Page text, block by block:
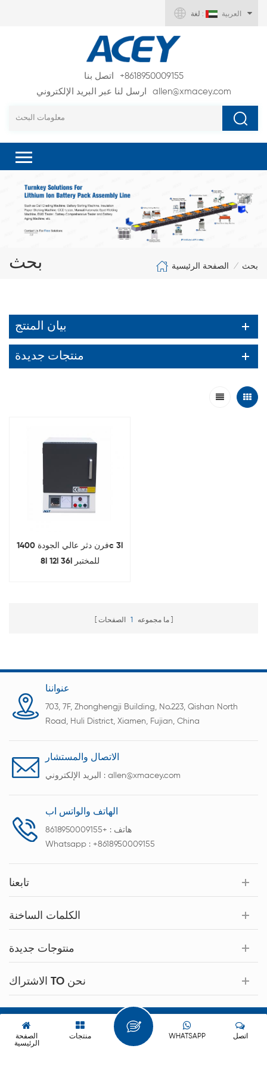
لغة : العربية
اتصل بنا
+8618950009155
ارسل لنا عبر البريد الإلكتروني
allen@xmacey.com
بحث الصفحة الرئيسية / بحث
بيان المنتج
منتجات جديدة
فرن دثر عالي الجودة 1400c 3l
8l 12l 36l للمختبر
ما مجموعه 1 الصفحات
عنواننا
703, 7F, Zhonghengji Building, No.223, Qishan North
Road, Huli District, Xiamen, Fujian, China
الاتصال والمستشار
البريد الإلكتروني : allen@xmacey.com
الهاتف والواتس اب
هاتف : +8618950009155
Whatsapp : +8618950009155
تابعنا
الكلمات الساخنة
منتوجات جديدة
الاشتراك TO نحن
حقوق النشر © 2026 Xiamen Acey New Energy Technology Co.,Ltd.
كل الحقوق محفوظة.
الصفحة
الرئيسية
منتجات اتصل WHATSAPP